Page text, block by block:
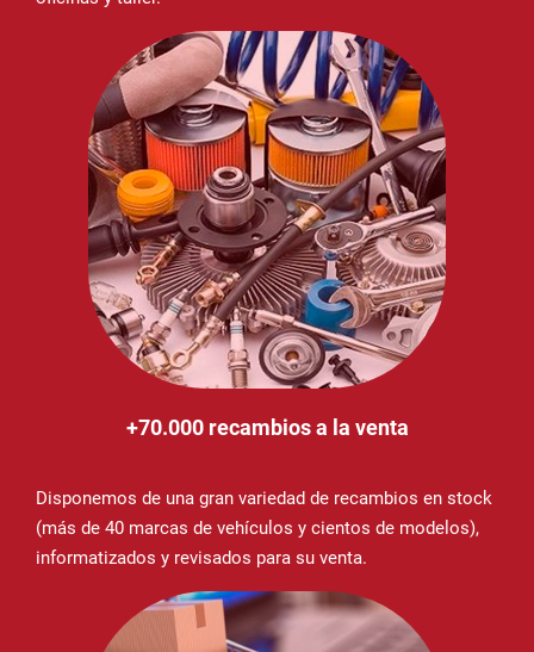
+70.000 recambios a la venta
Disponemos de una gran variedad de recambios en stock
(más de 40 marcas de vehículos y cientos de modelos),
informatizados y revisados para su venta.